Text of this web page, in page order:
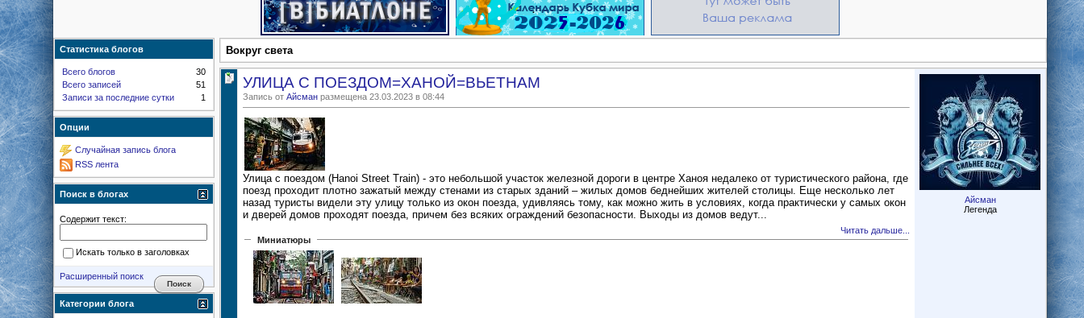
Вокруг света
УЛИЦА С ПОЕЗДОМ=ХАНОЙ=ВЬЕТНАМ
Запись от Айсман размещена 23.03.2023 в 08:44
Улица с поездом (Hanoi Street Train) - это небольшой участок железной дороги в центре Ханоя недалеко от туристического района, где
поезд проходит плотно зажатый между стенами из старых зданий – жилых домов беднейших жителей столицы. Еще несколько лет
назад туристы видели эту улицу только из окон поезда, удивляясь тому, как можно жить в условиях, когда практически у самых окон
и дверей домов проходят поезда, причем без всяких ограждений безопасности. Выходы из домов ведут...
Читать дальше...
Миниатюры
Айсман
Легенда
Статистика блогов
Всего блогов
30
Всего записей
51
Записи за последние сутки
1
Опции
Случайная запись блога
RSS лента
Поиск в блогах
Содержит текст:
Искать только в заголовках
Расширенный поиск
Категории блога